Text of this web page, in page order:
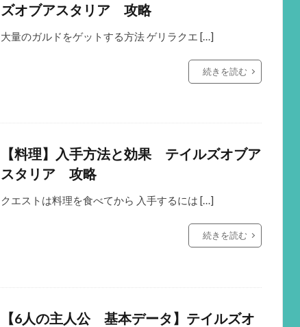
ズオブアスタリア 攻略
大量のガルドをゲットする方法 ゲリラクエ […]
続きを読む
【料理】入手方法と効果 テイルズオブア
スタリア 攻略
クエストは料理を食べてから 入手するには […]
続きを読む
【6人の主人公 基本データ】テイルズオ